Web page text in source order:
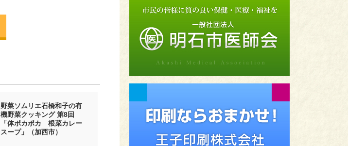
野菜ソムリエ石橋和子の有
機野菜クッキング 第8回
「体ポカポカ 根菜カレー
スープ」（加西市）